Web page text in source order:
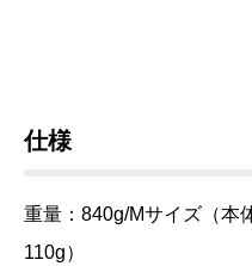
仕様
重量：840g/Mサイズ（本
110g）